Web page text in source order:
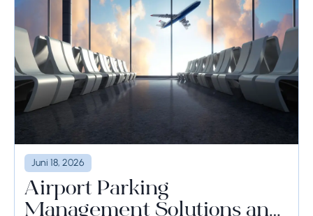
Juni 18, 2026
Airport Parking
Management Solutions and